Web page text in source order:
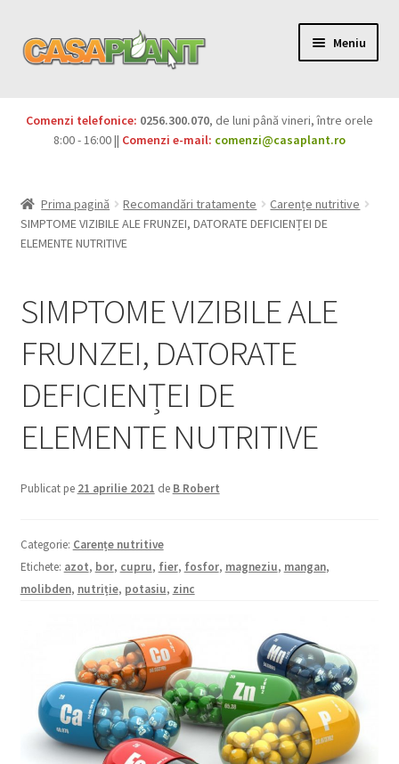
Meniu
Pesticide
Semințe
Casa și grădina
Sere și solarii
Comenzi telefonice: 0256.300.070, de luni până vineri, între orele
8:00 - 16:00 || Comenzi e-mail: comenzi@casaplant.ro
Prima pagină Recomandări tratamente
Carențe nutritive
SIMPTOME VIZIBILE ALE FRUNZEI, DATORATE DEFICIENȚEI DE
ELEMENTE NUTRITIVE
SIMPTOME VIZIBILE ALE
FRUNZEI, DATORATE
DEFICIENȚEI DE
ELEMENTE NUTRITIVE
Publicat pe 21 aprilie 2021 de B Robert
Categorie: Carențe nutritive
Etichete: azot, bor, cupru, fier, fosfor, magneziu, mangan,
molibden, nutriție, potasiu, zinc